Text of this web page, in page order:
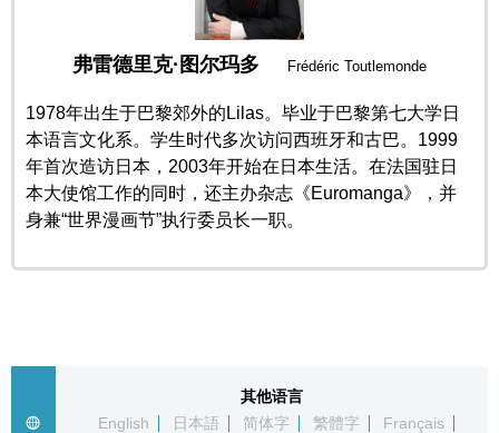
日本一瞥
人物访谈
东京
弗雷德里克·图尔玛多 Frédéric Toutlemonde
1978年出生于巴黎郊外的Lilas。毕业于巴黎第七大学日
本语言文化系。学生时代多次访问西班牙和古巴。1999
年首次造访日本，2003年开始在日本生活。在法国驻日
本大使馆工作的同时，还主办杂志《Euromanga》，并
身兼“世界漫画节”执行委员长一职。
其他语言
English
日本語 简体字 繁體字
Français